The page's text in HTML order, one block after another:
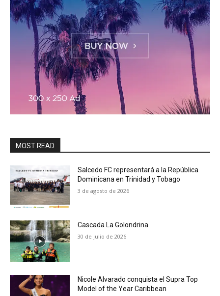
MOST READ
Salcedo FC representará a la República
Dominicana en Trinidad y Tobago
3 de agosto de 2026
Cascada La Golondrina
30 de julio de 2026
Nicole Alvarado conquista el Supra Top
Model of the Year Caribbean